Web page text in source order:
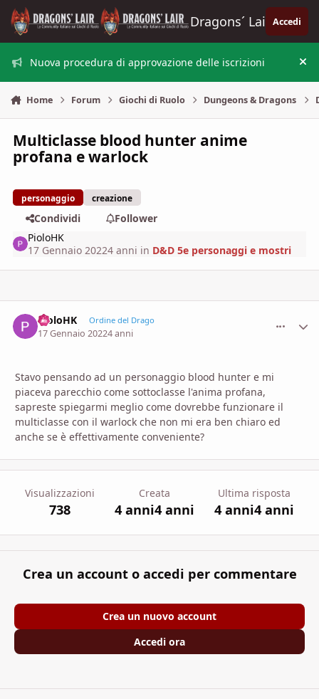
Vai al contenuto
Dragons´ Lair Accedi
Nuova procedura di approvazione delle iscrizioni
Home Forum Giochi di Ruolo Dungeons & Dragons
Multiclasse blood hunter anime
profana e warlock
personaggio creazione
Condividi
Follower
PioloHK
17 Gennaio 20224 anni in D&D 5e personaggi e mostri
PioloHK Ordine del Drago
17 Gennaio 20224 anni
Stavo pensando ad un personaggio blood hunter e mi
piaceva parecchio come sottoclasse l'anima profana,
sapreste spiegarmi meglio come dovrebbe funzionare il
multiclasse con il warlock che non mi era ben chiaro ed
anche se è effettivamente conveniente?
Visualizzazioni
738
Creata
4 anni4 anni
Ultima risposta
4 anni4 anni
Crea un account o accedi per commentare
Crea un nuovo account
Accedi ora